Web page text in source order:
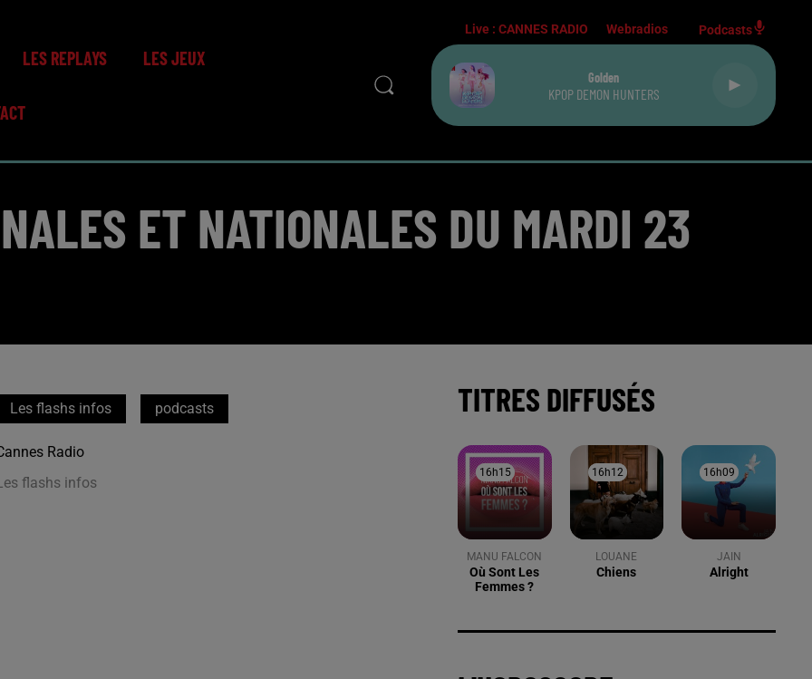
LES REPLAYS LES JEUX
Live :CANNES RADIO Webradios Podcasts
Golden
KPOP DEMON HUNTERS
ET NATIONALES DU MARDI 23
Les flashs infos podcasts
Radio
flashs infos
TITRES DIFFUSÉS
16h15
16h15
MANU FALCON
Où Sont Les
Femmes ?
16h12
16h12
LOUANE
Chiens
16h09
16h09
JAIN
Alright